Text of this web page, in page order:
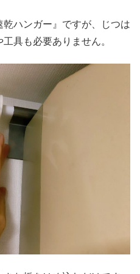
ハンガー』ですが、じつは
具も必要ありません。